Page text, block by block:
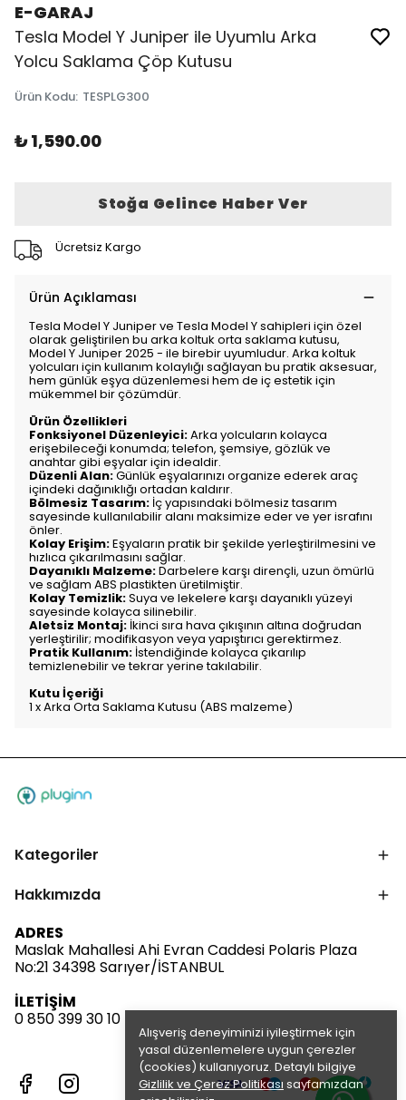
Alışveriş deneyiminizi iyileştirmek için
yasal düzenlemelere uygun çerezler
(cookies) kullanıyoruz. Detaylı bilgiye
Gizlilik ve Çerez Politikası sayfamızdan
E-GARAJ
Tesla Model Y Juniper ile Uyumlu Arka
Yolcu Saklama Çöp Kutusu
Ürün Kodu: TESPLG300
₺ 1,590.00
Stoğa Gelince Haber Ver
Ücretsiz Kargo
Ürün Açıklaması
Tesla Model Y Juniper ve Tesla Model Y sahipleri için özel
olarak geliştirilen bu arka koltuk orta saklama kutusu,
Model Y Juniper 2025 - ile birebir uyumludur. Arka koltuk
yolcuları için kullanım kolaylığı sağlayan bu pratik aksesuar,
hem günlük eşya düzenlemesi hem de iç estetik için
mükemmel bir çözümdür.
Ürün Özellikleri
Fonksiyonel Düzenleyici:Arka yolcuların kolayca
erişebileceği konumda; telefon, şemsiye, gözlük ve
anahtar gibi eşyalar için idealdir.
Düzenli Alan:Günlük eşyalarınızı organize ederek araç
içindeki dağınıklığı ortadan kaldırır.
Bölmesiz Tasarım: İç yapısındaki bölmesiz tasarım
sayesinde kullanılabilir alanı maksimize eder ve yer israfını
önler.
Kolay Erişim:Eşyaların pratik bir şekilde yerleştirilmesini ve
hızlıca çıkarılmasını sağlar.
Dayanıklı Malzeme:Darbelere karşı dirençli, uzun ömürlü
ve sağlam ABS plastikten üretilmiştir.
Kolay Temizlik:Suya ve lekelere karşı dayanıklı yüzeyi
sayesinde kolayca silinebilir.
Aletsiz Montaj: İkinci sıra hava çıkışının altına doğrudan
yerleştirilir; modifikasyon veya yapıştırıcı gerektirmez.
Pratik Kullanım: İstendiğinde kolayca çıkarılıp
temizlenebilir ve tekrar yerine takılabilir.
Kutu İçeriği
1 x Arka Orta Saklama Kutusu (ABS malzeme)
Kategoriler
Hakkımızda
ADRES
Maslak Mahallesi Ahi Evran Caddesi Polaris Plaza
No:21 34398 Sarıyer/İSTANBUL
İLETİŞİM
0 850 399 30 10